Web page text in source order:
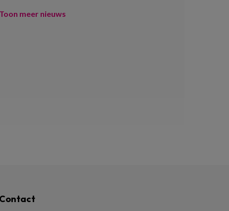
Toon meer nieuws
Contact